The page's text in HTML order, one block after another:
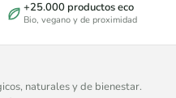
+25.000 productos eco
Bio, vegano y de proximidad
naturales y de bienestar.